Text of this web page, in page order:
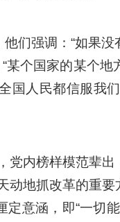
他们强调：“如
某个国家的某个
国人民都信服我
党内榜样模范辈
动地抓改革的重
定意涵，即“一切